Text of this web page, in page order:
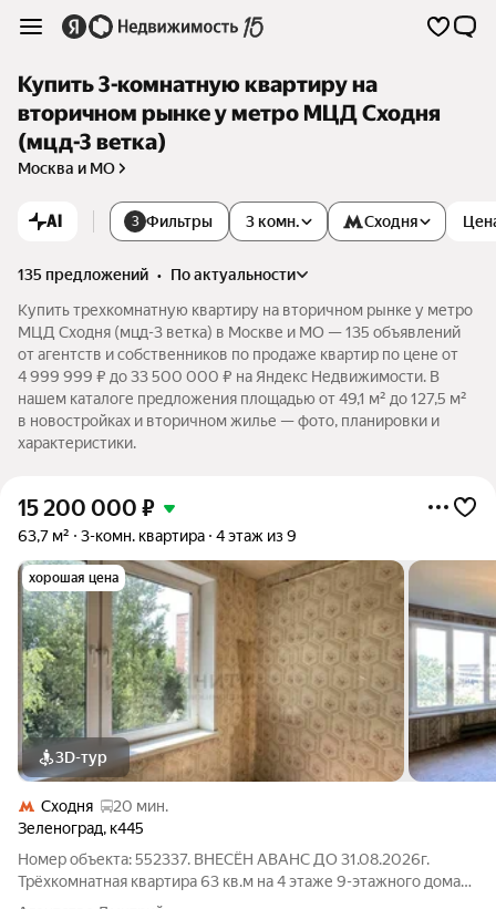
Купить 3-комнатную квартиру на
вторичном рынке у метро МЦД Сходня
(мцд-3 ветка)
Москва и МО
AI 3 Фильтры 3 комн. Сходня
135 предложений •
по актуальности
Купить трехкомнатную квартиру на вторичном рынке у метро
МЦД Сходня (мцд-3 ветка) в Москве и МО — 135 объявлений
от агентств и собственников по продаже квартир по цене от
4 999 999 ₽ до 33 500 000 ₽ на Яндекс Недвижимости. В
нашем каталоге предложения площадью от 49,1 м² до 127,5 м²
в новостройках и вторичном жилье — фото, планировки и
характеристики.
15 200 000 ₽
63,7 м² 3-комн. квартира 4 этаж из 9
хорошая цена
3D-тур
Сходня
20 мин.
Зеленоград, к445
Номер объекта: 552337. ВНЕСЁН АВАНС ДО 31.08.2026г.
Трёхкомнатная квартира 63 кв.м на 4 этаже 9-этажного дома
очень экономичный вариант для покупки. Это одновременно и